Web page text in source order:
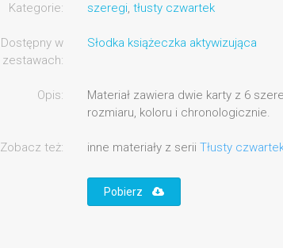
Kategorie: szeregi, tłusty czwartek
Dostępny w
zestawach:
Słodka książeczka aktywizująca
Opis:
Materiał zawiera dwie karty z 6
rozmiaru, koloru i chronologicznie.
Zobacz też: inne materiały z serii Tłusty
Pobierz